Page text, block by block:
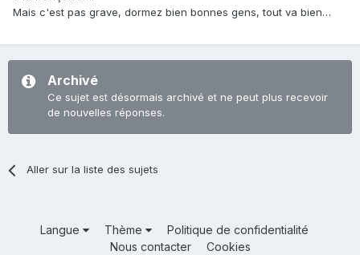
Mais c'est pas grave, dormez bien bonnes gens, tout va bien…
Archivé
Ce sujet est désormais archivé et ne peut plus recevoir
de nouvelles réponses.
Aller sur la liste des sujets
Langue Thème
Politique de confidentialité
Nous contacter
Cookies